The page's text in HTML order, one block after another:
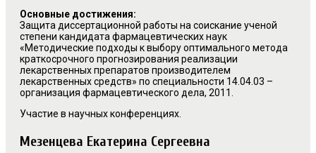
Основные достижения:
Защита диссертационной работы на соискание ученой
степени кандидата фармацевтических наук
«Методические подходы к выбору оптимального метода
краткосрочного прогнозирования реализации
лекарственных препаратов производителем
лекарственных средств» по специальности 14.04.03 –
организация фармацевтического дела, 2011.
Участие в научных конференциях.
Мезенцева Екатерина Сергеевна